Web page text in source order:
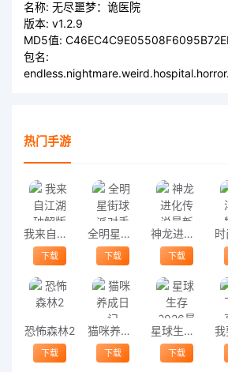
名称: 无尽噩梦：诡医院
版本: v1.2.9
MD5值:
包名:
热门手游
我来自江湖破解版
下载
全明星街球派对手机版
下载
神龙进化传说最新版
下载
恐怖森林2
下载
猫咪养成日记
下载
星球生存2026最新版
下载